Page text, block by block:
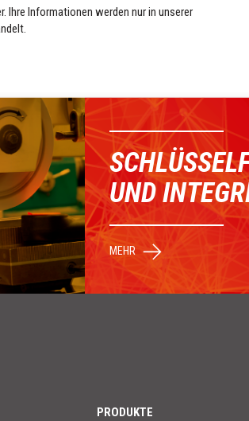
Ihre Informationen werden nur in unserer
UND
MEHR
PRODUKTE